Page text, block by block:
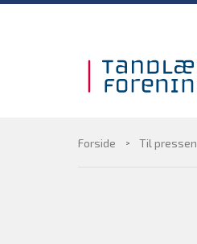
Forside Til pressen